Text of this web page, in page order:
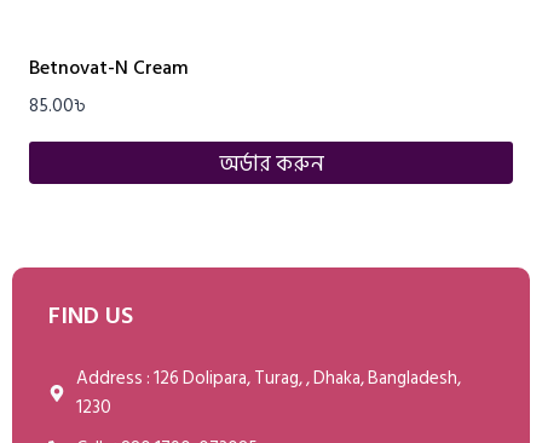
Betnovat-N Cream
85.00৳
অর্ডার করুন
FIND US
Address : 126 Dolipara, Turag, , Dhaka, Bangladesh,
1230